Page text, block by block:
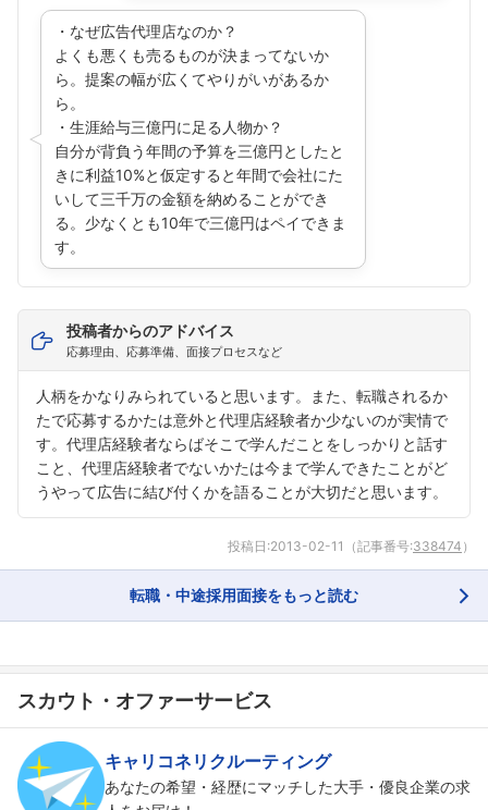
・なぜ広告代理店なのか？
よくも悪くも売るものが決まってないか
ら。提案の幅が広くてやりがいがあるか
ら。
・生涯給与三億円に足る人物か？
自分が背負う年間の予算を三億円としたと
きに利益10%と仮定すると年間で会社にた
いして三千万の金額を納めることができ
る。少なくとも10年で三億円はペイできま
す。
投稿者からのアドバイス
応募理由、応募準備、面接プロセスなど
人柄をかなりみられていると思います。また、転職されるか
たで応募するかたは意外と代理店経験者か少ないのが実情で
す。代理店経験者ならばそこで学んだことをしっかりと話す
こと、代理店経験者でないかたは今まで学んできたことがど
うやって広告に結び付くかを語ることが大切だと思います。
投稿日:2013-02-11 （記事番号:338474 ）
転職・中途採用面接をもっと読む
スカウト・オファーサービス
キャリコネリクルーティング
あなたの希望・経歴にマッチした大手・優良企業の求